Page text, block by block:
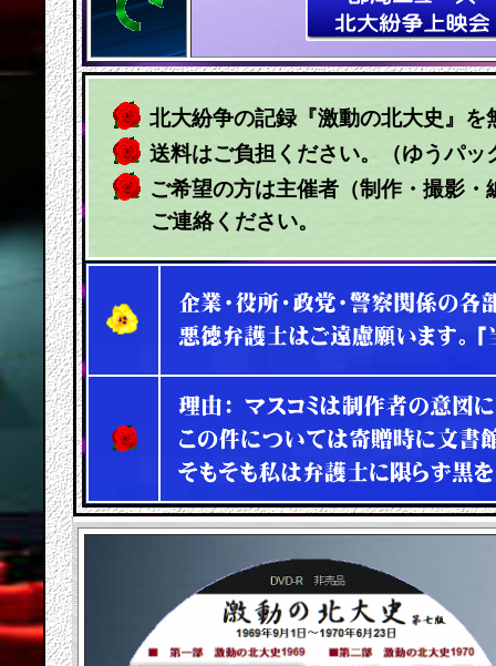
北大紛争の記録『激動の北大史』を
送料はご負担ください。（ゆうパッ
ご希望の方は主催者（制作・撮影・
ご連絡ください。